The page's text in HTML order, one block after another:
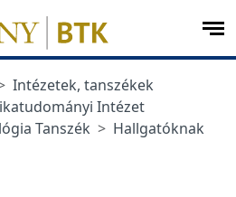
Intézetek, tanszékek
Intézet
Tanszék
Hallgatóknak